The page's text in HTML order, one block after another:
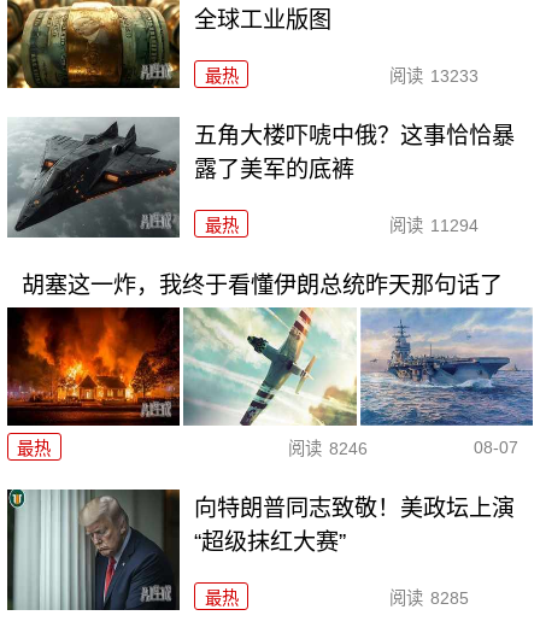
全球工业版图
最热 阅读 13233
五角大楼吓唬中俄？这事恰恰暴
露了美军的底裤
最热 阅读 11294
胡塞这一炸，我终于看懂伊朗总统昨天那句话了
最热 阅读 8246 08-07
向特朗普同志致敬！美政坛上演
“超级抹红大赛”
最热 阅读 8285